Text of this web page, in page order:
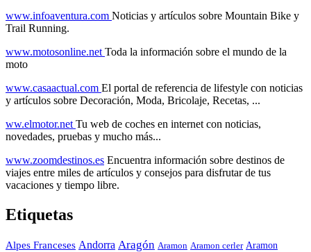
www.infoaventura.com Noticias y artículos sobre Mountain Bike y
Trail Running.
www.motosonline.net Toda la información sobre el mundo de la
moto
www.casaactual.com El portal de referencia de lifestyle con noticias
y artículos sobre Decoración, Moda, Bricolaje, Recetas, ...
ww.elmotor.net Tu web de coches en internet con noticias,
novedades, pruebas y mucho más...
www.zoomdestinos.es Encuentra información sobre destinos de
viajes entre miles de artículos y consejos para disfrutar de tus
vacaciones y tiempo libre.
Etiquetas
Alpes Franceses Andorra Aragón Aramon Aramon cerler Aramon